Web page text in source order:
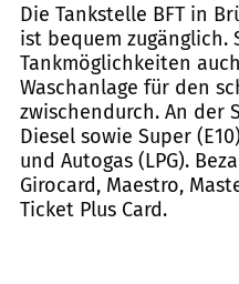
Die Tankstelle BFT in
ist bequem zugänglich.
Tankmöglichkeiten
Waschanlage für den
zwischendurch. An der
Diesel sowie Super
und Autogas (LPG).
Girocard, Maestro,
Ticket Plus Card.